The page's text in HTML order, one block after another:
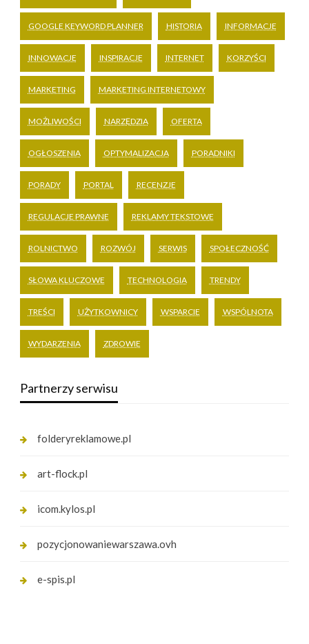
GOOGLE KEYWORD PLANNER HISTORIA INFORMACJE
INNOWACJE INSPIRACJE INTERNET KORZYŚCI
MARKETING MARKETING INTERNETOWY
MOŻLIWOŚCI NARZĘDZIA OFERTA
OGŁOSZENIA OPTYMALIZACJA PORADNIKI
PORADY PORTAL RECENZJE
REGULACJE PRAWNE REKLAMY TEKSTOWE
ROLNICTWO ROZWÓJ SERWIS SPOŁECZNOŚĆ
SŁOWA KLUCZOWE TECHNOLOGIA TRENDY
TREŚCI UŻYTKOWNICY WSPARCIE WSPÓLNOTA
WYDARZENIA ZDROWIE
Partnerzy serwisu
folderyreklamowe.pl
art-flock.pl
icom.kylos.pl
pozycjonowaniewarszawa.ovh
e-spis.pl